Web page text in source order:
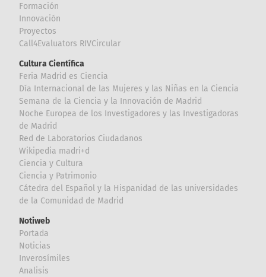
Formación
Innovación
Proyectos
Call4Evaluators RIVCircular
Cultura Científica
Feria Madrid es Ciencia
Día Internacional de las Mujeres y las Niñas en la Ciencia
Semana de la Ciencia y la Innovación de Madrid
Noche Europea de los Investigadores y las Investigadoras
de Madrid
Red de Laboratorios Ciudadanos
Wikipedia madri+d
Ciencia y Cultura
Ciencia y Patrimonio
Cátedra del Español y la Hispanidad de las universidades
de la Comunidad de Madrid
Notiweb
Portada
Noticias
Inverosímiles
Analisis